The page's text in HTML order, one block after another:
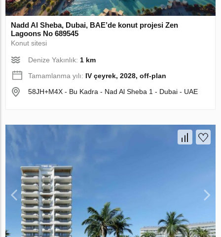
Nadd Al Sheba, Dubai, BAE’de konut projesi Zen
Lagoons No 689545
Konut sitesi
Denize Yakınlık: 1 km
Tamamlanma yılı: IV çeyrek, 2028, off-plan
58JH+M4X - Bu Kadra - Nad Al Sheba 1 - Dubai - UAE